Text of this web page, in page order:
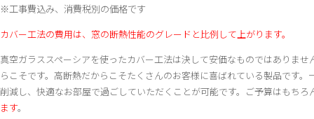
※工事費込み、消費税別の価格です
カバー工法の費用は、窓の断熱性能のグレードと比例して上がります。
真空ガラススペーシアを使ったカバー工法は決して安価なものではありま
らこそです。高断熱だからこそたくさんのお客様に喜ばれている製品です
削減し、快適なお部屋で過ごしていただくことが可能です。ご予算はもちろ
ます。